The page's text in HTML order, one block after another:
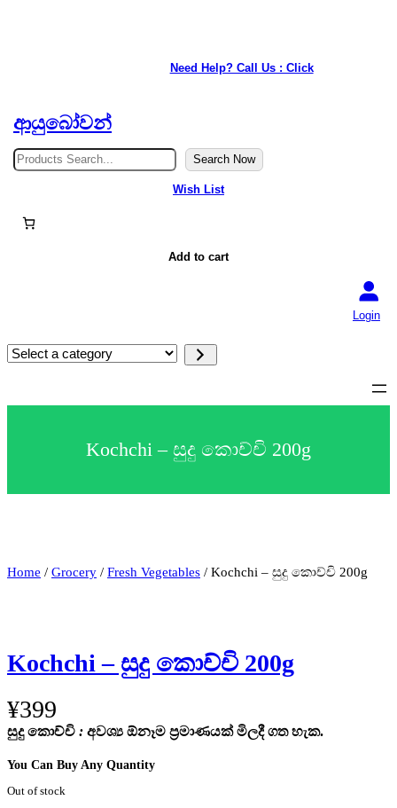
Need Help? Call Us : Click
ආයුබෝවන්
S
e
Search Now
Wish List
Add to cart
Login
S
e
c
e
Kochchi – සුදු කොච්චි 200g
Home / Grocery / Fresh Vegetables / Kochchi – සුදු කොච්චි 200g
Kochchi – සුදු කොච්චි 200g
¥399
සුදු කොච්චි : අවශ්‍ය ඕනෑම ප්‍රමාණයක් මිලදී ගත හැක.
You Can Buy Any Quantity
Out of stock